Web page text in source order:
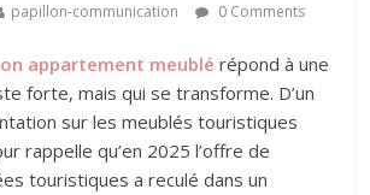
papillon-communication 0 Comments
appartement meublé répond à une
forte, mais qui se transforme. D’un
sur les meublés touristiques
rappelle qu’en 2025 l’offre de
touristiques a reculé dans un